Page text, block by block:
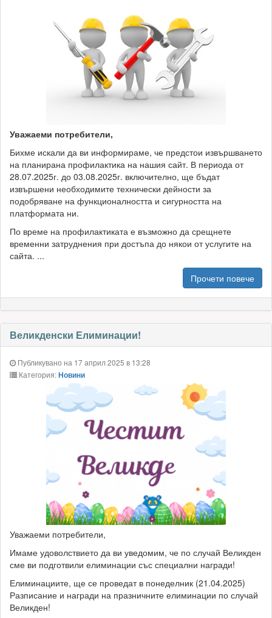
Уважаеми потребители,
Бихме искали да ви информираме, че предстои извършването
на планирана профилактика на нашия сайт. В периода от
28.07.2025г. до 03.08.2025г. включително, ще бъдат
извършени необходимите технически дейности за
подобряване на функционалността и сигурността на
платформата ни.
По време на профилактиката е възможно да срещнете
временни затруднения при достъпа до някои от услугите на
сайта. ...
Прочети повече
Великденски Елиминации!
Публикувано на 17 април 2025 в 13:28
Категория:Новини
Уважаеми потребители,
Имаме удоволствието да ви уведомим, че по случай Великден
сме ви подготвили елиминации със специални награди!
Елиминациите, ще се проведат в понеделник (21.04.2025)
Разписание и награди на празничните елиминации по случай
Великден!